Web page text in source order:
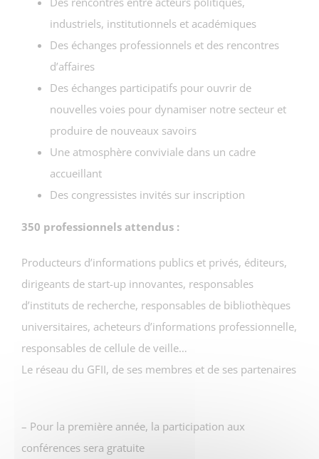
industriels, institutionnels et académiques
Des échanges professionnels et des rencontres
d’affaires
Des échanges participatifs pour ouvrir de
nouvelles voies pour dynamiser notre secteur et
produire de nouveaux savoirs
Une atmosphère conviviale dans un cadre
accueillant
Des congressistes invités sur inscription
350 professionnels attendus :
Producteurs d’informations publics et privés, éditeurs,
dirigeants de start-up innovantes, responsables
d’instituts de recherche, responsables de bibliothèques
universitaires, acheteurs d’informations professionnelle,
responsables de cellule de veille…
Le réseau du GFII, de ses membres et de ses partenaires
– Pour la première année, la participation aux
conférences sera gratuite